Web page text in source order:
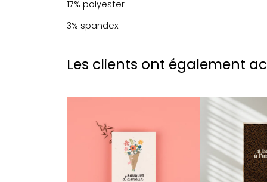
17% polyester
3% spandex
Les clients ont également